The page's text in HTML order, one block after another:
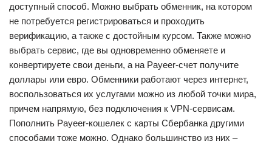
доступный способ. Можно выбрать обменник, на котором
не потребуется регистрироваться и проходить
верификацию, а также с достойным курсом. Также можно
выбрать сервис, где вы одновременно обменяете и
конвертируете свои деньги, а на Payeer-счет получите
доллары или евро. Обменники работают через интернет,
воспользоваться их услугами можно из любой точки мира,
причем напрямую, без подключения к VPN-сервисам.
Пополнить Payeer-кошелек с карты Сбербанка другими
способами тоже можно. Однако большинство из них –